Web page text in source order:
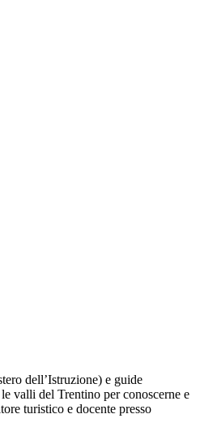
dell’Istruzione) e guide
valli del Trentino per conoscerne e
turistico e docente presso